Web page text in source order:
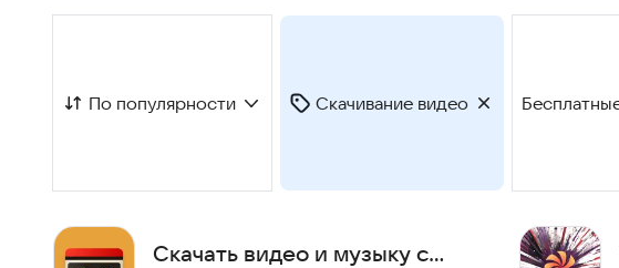
По популярности Скачивание видео
Скачать видео и музыку с